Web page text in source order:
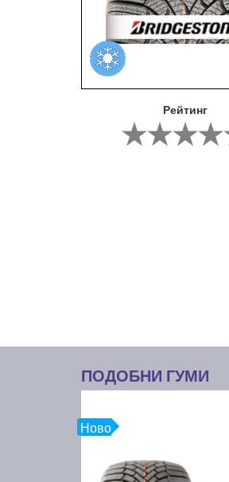
Рейтинг
ПОДОБНИ ГУМИ
Ново